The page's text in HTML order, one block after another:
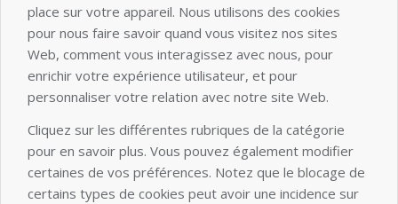
place sur votre appareil. Nous utilisons des cookies
pour nous faire savoir quand vous visitez nos sites
Web, comment vous interagissez avec nous, pour
enrichir votre expérience utilisateur, et pour
personnaliser votre relation avec notre site Web.
Cliquez sur les différentes rubriques de la catégorie
pour en savoir plus. Vous pouvez également modifier
certaines de vos préférences. Notez que le blocage de
certains types de cookies peut avoir une incidence sur